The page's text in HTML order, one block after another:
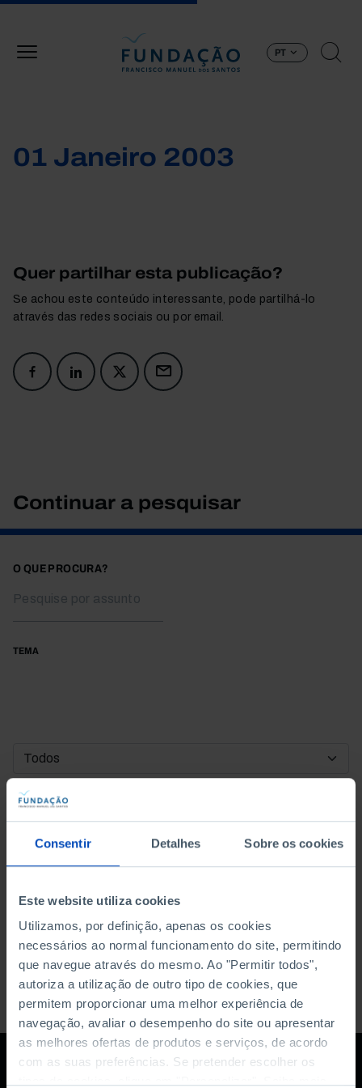
Consentir Detalhes Sobre os cookies
Este website utiliza cookies
Utilizamos, por definição, apenas os cookies
necessários ao normal funcionamento do site, permitindo
que navegue através do mesmo. Ao "Permitir todos",
autoriza a utilização de outro tipo de cookies, que
permitem proporcionar uma melhor experiência de
navegação, avaliar o desempenho do site ou apresentar
as melhores ofertas de produtos e serviços, de acordo
com as suas preferências. Se pretender escolher os
PT
01 Janeiro 2003
Quer partilhar esta publicação?
Se achou este conteúdo interessante, pode partilhá-lo
através das redes sociais ou por email.
Continuar a pesquisar
O QUE PROCURA?
TEMA
DATA DE INÍCIO
DATA DE FIM